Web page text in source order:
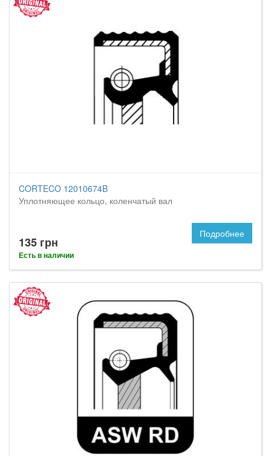
CORTECO 12010674B
Уплотняющее кольцо, коленчатый вал
135 грн
Есть в наличии
Подробнее